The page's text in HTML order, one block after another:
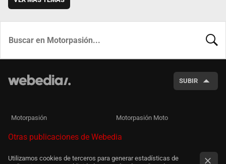
SUBIR
Motorpasión Motorpasión Moto
Otras publicaciones de Webedia
Utilizamos cookies de terceros para generar estadísticas de